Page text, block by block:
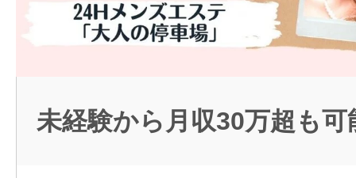
未経験から月収30万超も可